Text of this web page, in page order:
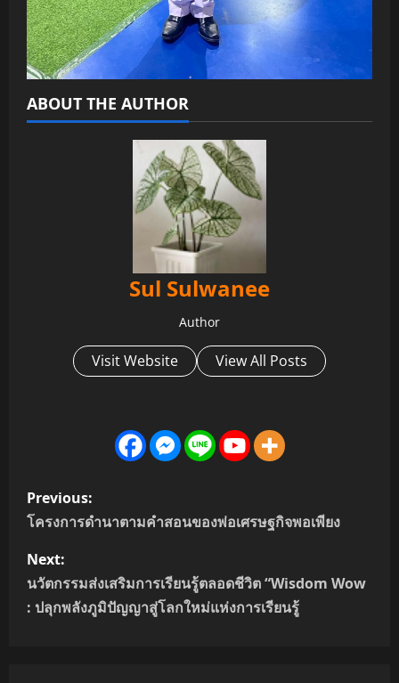
ABOUT THE AUTHOR
Sul Sulwanee
Author
Visit Website View All Posts
P
o
s
t
Previous:
โครงการดำนาตามคำสอนของพ่อเศรษฐกิจพอเพียง
Next:
นวัตกรรมส่งเสริมการเรียนรู้ตลอดชีวิต “Wisdom Wow
: ปลุกพลังภูมิปัญญาสู่โลกใหม่แห่งการเรียนรู้